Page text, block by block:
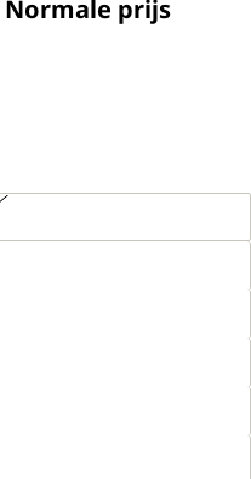
Normale prijs